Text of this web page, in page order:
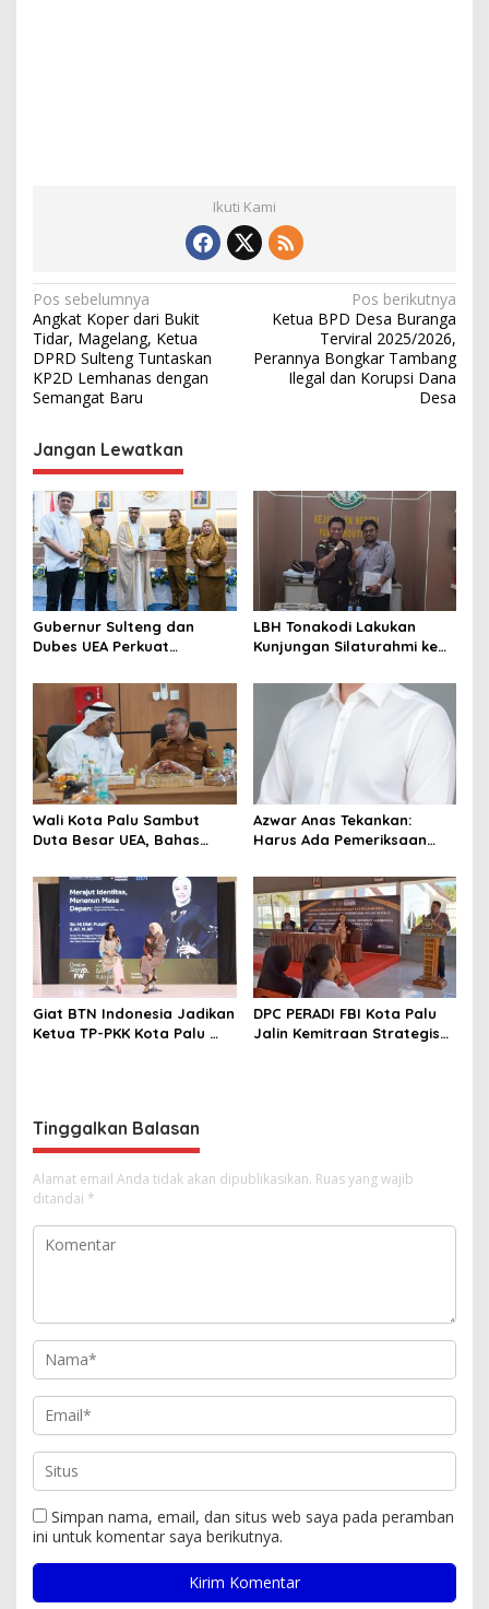
Ikuti Kami
N
a
v
i
a
s
i
p
o
s
Pos sebelumnya
Angkat Koper dari Bukit
Tidar, Magelang, Ketua
DPRD Sulteng Tuntaskan
KP2D Lemhanas dengan
Semangat Baru
Pos berikutnya
Ketua BPD Desa Buranga
Terviral 2025/2026,
Perannya Bongkar Tambang
Ilegal dan Korupsi Dana
Desa
Jangan Lewatkan
Gubernur Sulteng dan
Dubes UEA Perkuat
Sektor Jadi Prioritas
LBH Tonakodi Lakukan
Kunjungan Silaturahmi ke
Wali Kota Palu Sambut
Duta Besar UEA, Bahas
Palu
Azwar Anas Tekankan:
Harus Ada Pemeriksaan
Pelanggaran AMDAL di
Lokasi CPM
Giat BTN Indonesia Jadikan
Ketua TP-PKK Kota Palu
DPC PERADI FBI Kota Palu
Jalin Kemitraan Strategis
Tinggalkan Balasan
Alamat email Anda tidak akan dipublikasikan. Ruas yang wajib
ditandai *
Simpan nama, email, dan situs web saya pada peramban
ini untuk komentar saya berikutnya.